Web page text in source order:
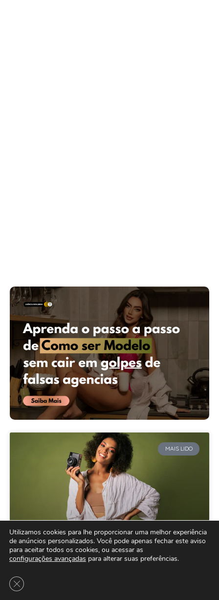
MAIS LIDO
Como Ser Modelo Fotográfica: Tudo
Utilizamos cookies para lhe proporcionar uma melhor experiência
de anúncios personalizados. Você pode apenas fechar este aviso
para aceitar todos os cookies, ou acessar as
configurações avançadas para alterar suas preferências.
Close GDPR Cookie Banner